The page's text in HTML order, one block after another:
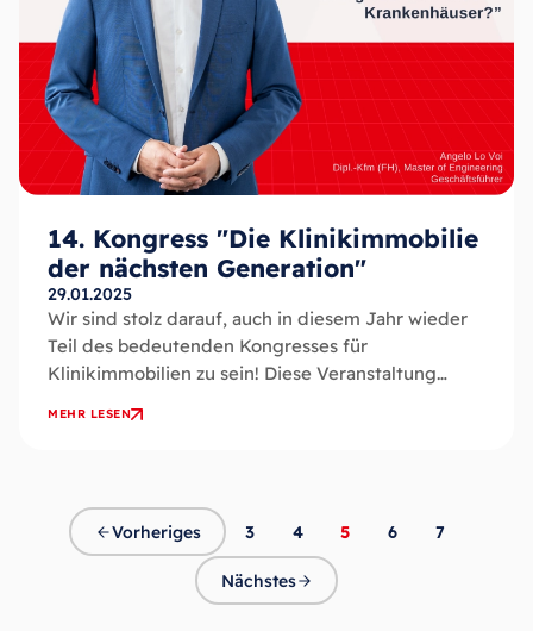
14. Kongress "Die Klinikimmobilie
der nächsten Generation"
29.01.2025
Wir sind stolz darauf, auch in diesem Jahr wieder
Teil des bedeutenden Kongresses für
Klinikimmobilien zu sein! Diese Veranstaltung
MEHR LESEN
Vorheriges 3 4 5 6 7
Nächstes